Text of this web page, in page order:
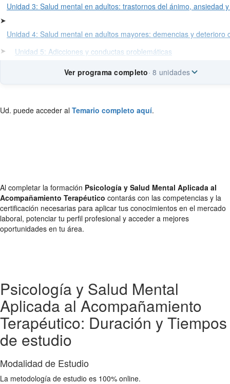
Unidad 3: Salud mental en adultos: trastornos del ánimo, ansiedad
➤
Unidad 4: Salud mental en adultos mayores: demencias y deterioro
➤
Unidad 5: Adicciones y conductas problemáticas
Ver programa completo· 8 unidades
Ud. puede acceder al Temario completo aquí.
Al completar la formación Psicología y Salud Mental Aplicada al
Acompañamiento Terapéutico contarás con las competencias y la
certificación necesarias para aplicar tus conocimientos en el mercado
laboral, potenciar tu perfil profesional y acceder a mejores
oportunidades en tu área.
Psicología y Salud Mental
Aplicada al Acompañamiento
Terapéutico: Duración y Tiempos
de estudio
Modalidad de Estudio
La metodología de estudio es 100% online.